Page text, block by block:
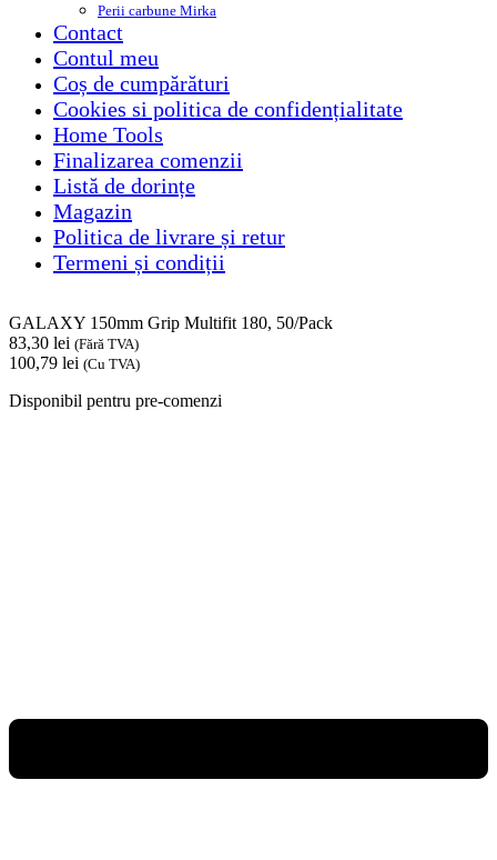
Perii carbune Mirka
Contact
Contul meu
Coș de cumpărături
Cookies si politica de confidențialitate
Home Tools
Finalizarea comenzii
Listă de dorințe
Magazin
Politica de livrare și retur
Termeni și condiții
GALAXY 150mm Grip Multifit 180, 50/Pack
83,30 lei (Fără TVA)
100,79 lei (Cu TVA)
Disponibil pentru pre-comenzi